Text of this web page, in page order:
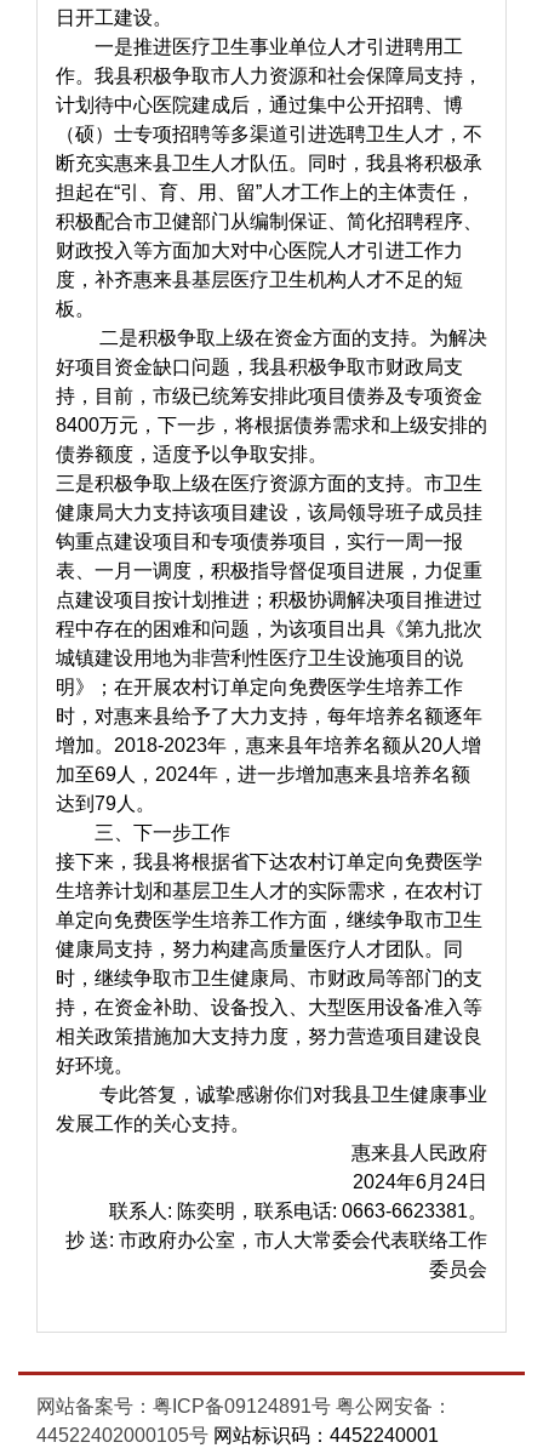
日开工建设。
一是推进医疗卫生事业单位人才引进聘用工
作。我县积极争取市人力资源和社会保障局支持，
计划待中心医院建成后，通过集中公开招聘、博
（硕）士专项招聘等多渠道引进选聘卫生人才，不
断充实惠来县卫生人才队伍。同时，我县将积极承
担起在“引、育、用、留”人才工作上的主体责任，
积极配合市卫健部门从编制保证、简化招聘程序、
财政投入等方面加大对中心医院人才引进工作力
度，补齐惠来县基层医疗卫生机构人才不足的短
板。
二是积极争取上级在资金方面的支持。为解决
好项目资金缺口问题，我县积极争取市财政局支
持，目前，市级已统筹安排此项目债券及专项资金
8400万元，下一步，将根据债券需求和上级安排的
债券额度，适度予以争取安排。
三是积极争取上级在医疗资源方面的支持。市卫生
健康局大力支持该项目建设，该局领导班子成员挂
钩重点建设项目和专项债券项目，实行一周一报
表、一月一调度，积极指导督促项目进展，力促重
点建设项目按计划推进；积极协调解决项目推进过
程中存在的困难和问题，为该项目出具《第九批次
城镇建设用地为非营利性医疗卫生设施项目的说
明》；在开展农村订单定向免费医学生培养工作
时，对惠来县给予了大力支持，每年培养名额逐年
增加。2018-2023年，惠来县年培养名额从20人增
加至69人，2024年，进一步增加惠来县培养名额
达到79人。
三、下一步工作
接下来，我县将根据省下达农村订单定向免费医学
生培养计划和基层卫生人才的实际需求，在农村订
单定向免费医学生培养工作方面，继续争取市卫生
健康局支持，努力构建高质量医疗人才团队。同
时，继续争取市卫生健康局、市财政局等部门的支
持，在资金补助、设备投入、大型医用设备准入等
相关政策措施加大支持力度，努力营造项目建设良
好环境。
专此答复，诚挚感谢你们对我县卫生健康事业
发展工作的关心支持。
惠来县人民政府
2024年6月24日
联系人: 陈奕明，联系电话: 0663-6623381。
抄 送: 市政府办公室，市人大常委会代表联络工作
委员会
网站备案号：粤ICP备09124891号 粤公网安备：
44522402000105号 网站标识码：4452240001